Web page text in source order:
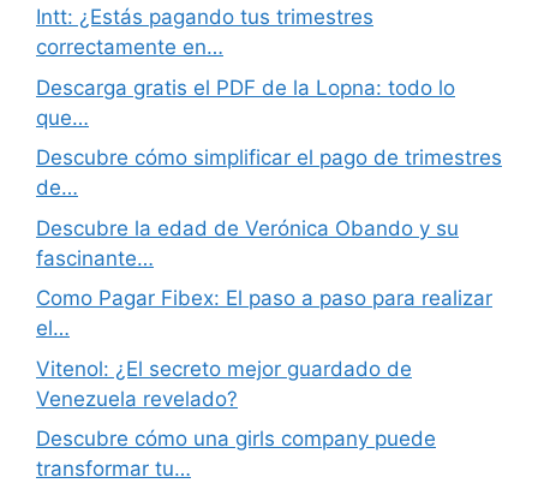
Intt: ¿Estás pagando tus trimestres
correctamente en…
Descarga gratis el PDF de la Lopna: todo lo
que…
Descubre cómo simplificar el pago de trimestres
de…
Descubre la edad de Verónica Obando y su
fascinante…
Como Pagar Fibex: El paso a paso para realizar
el…
Vitenol: ¿El secreto mejor guardado de
Venezuela revelado?
Descubre cómo una girls company puede
transformar tu…